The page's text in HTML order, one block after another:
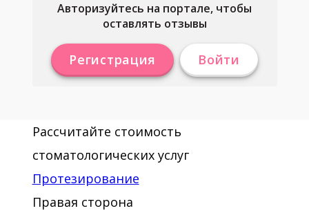
Авторизуйтесь на портале, чтобы
оставлять отзывы
Регистрация Войти
Рассчитайте стоимость
стоматологических услуг
Протезирование
Правая сторона